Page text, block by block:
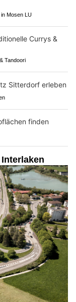
Mosen LU
Tandoori